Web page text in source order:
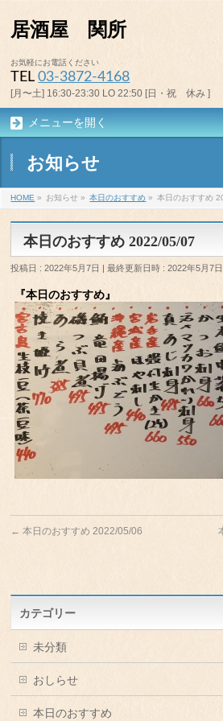
居酒屋 関所
お気軽にお電話ください
TEL03-3872-4168
[月〜土] 16:30-23:30 LO 22:50 [日・祝 休み ]
メニューを開く
お知らせ
HOME » お知らせ » 本日のおすすめ » 本日のおすすめ
本日のおすすめ 2022/05/07
投稿日 : 2022年5月7日 最終更新日時 : 2022年5月7日
『本日のおすすめ』
← 本日のおすすめ 2022/05/06
カテゴリー
未分類
おしらせ
本日のおすすめ